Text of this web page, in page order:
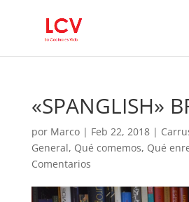
«SPANGLISH»
por Marco| Feb 22, 2018|
General, Qué comemos, Qué
Comentarios